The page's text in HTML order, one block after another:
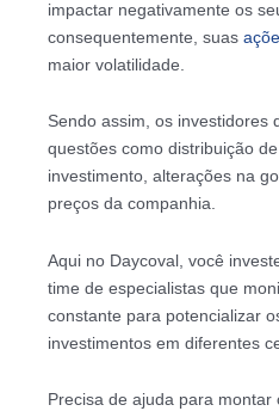
impactar negativamente os
consequentemente, suas
maior volatilidade.
Sendo assim, os investidores
questões como distribuição
investimento, alterações na
preços da companhia.
Aqui no Daycoval, você
time de especialistas que
constante para potencializar
investimentos em diferentes
Precisa de ajuda para